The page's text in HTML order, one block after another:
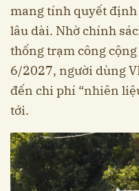
mang tính quyết
lâu dài. Nhờ chính
thống trạm công
6/2027, người dùng
đến chi phí “nhiên
tới.